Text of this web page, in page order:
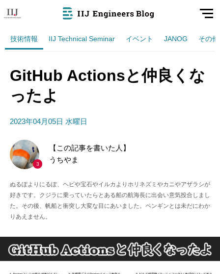
技術情報 IIJ Technical Seminar イベント JANOG その他
GitHub Actionsと仲良くな
ったよ
2023年04月05日 水曜日
3
【この記事を書いた人】
うちやま
ぬるぽよりにるぽ、ヘビや宝石やイルカよりホリネズミやカニやアザラシが
好きです。クジラに乗っていたらとある船の航海長に出会い意気投合しまし
た。その後、帆船と衝突し大変な目にあいました。ペンギンとは未だにわか
りあえません。